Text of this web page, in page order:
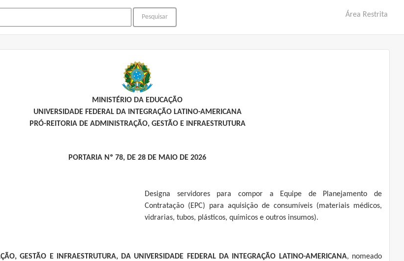
Área Restrita
MINISTÉRIO DA EDUCAÇÃO
UNIVERSIDADE FEDERAL DA INTEGRAÇÃO LATINO-AMERICANA
PRÓ-REITORIA DE ADMINISTRAÇÃO, GESTÃO E INFRAESTRUTURA
PORTARIA Nº 78, DE 28 DE MAIO DE 2026
Designa servidores para compor a Equipe de Planejamento de
Contratação (EPC) para aquisição de consumíveis (materiais médicos,
vidrarias, tubos, plásticos, químicos e outros insumos).
GESTÃO E INFRAESTRUTURA, DA UNIVERSIDADE FEDERAL DA INTEGRAÇÃO LATINO-AMERICANA, nomeado